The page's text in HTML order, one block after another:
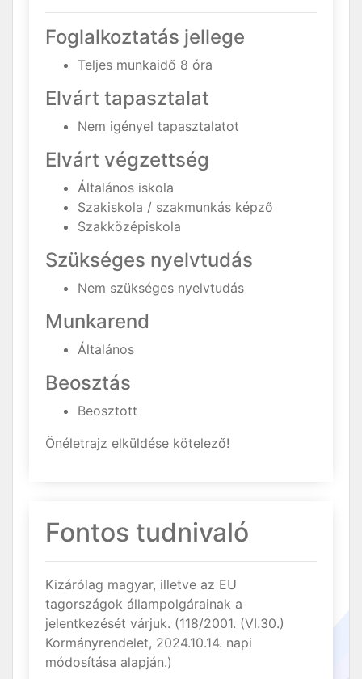
Foglalkoztatás jellege
Teljes munkaidő 8 óra
Elvárt tapasztalat
Nem igényel tapasztalatot
Elvárt végzettség
Általános iskola
Szakiskola / szakmunkás képző
Szakközépiskola
Szükséges nyelvtudás
Nem szükséges nyelvtudás
Munkarend
Általános
Beosztás
Beosztott
Önéletrajz elküldése kötelező!
Fontos tudnivaló
Kizárólag magyar, illetve az EU
tagországok állampolgárainak a
jelentkezését várjuk. (118/2001. (VI.30.)
Kormányrendelet, 2024.10.14. napi
módosítása alapján.)